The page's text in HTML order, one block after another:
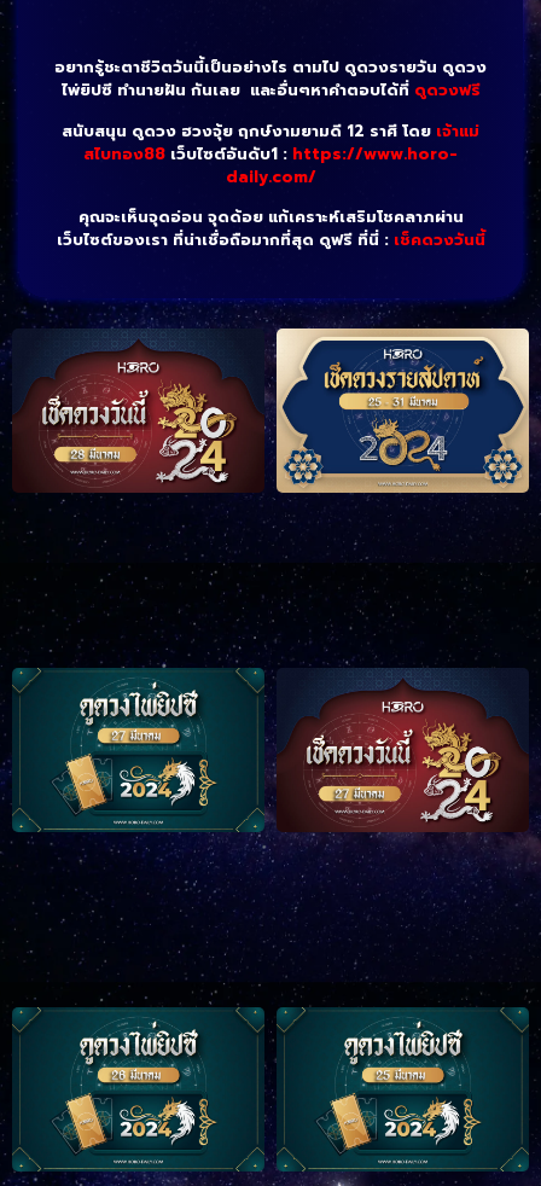
อยากรู้ชะตาชีวิตวันนี้เป็นอย่างไร ตามไป ดูดวงรายวัน ดูดวง
ไพ่ยิปซี ทํานายฝัน กันเลย และอื่นๆหาคำตอบได้ที่ ดูดวงฟรี
สนับสนุน ดูดวง ฮวงจุ้ย ฤกษ์งามยามดี 12 ราศี โดย เจ้าแม่
สไบทอง88 เว็บไซต์อันดับ1 : https://www.horo-
daily.com/
คุณจะเห็นจุดอ่อน จุดด้อย แก้เคราะห์เสริมโชคลาภผ่าน
เว็บไซต์ของเรา ที่น่าเชื่อถือมากที่สุด ดูฟรี ที่นี่ : เช็คดวงวันนี้